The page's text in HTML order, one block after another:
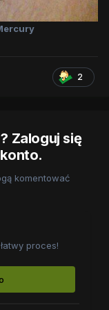
2
Zaloguj się
komentować
proces!